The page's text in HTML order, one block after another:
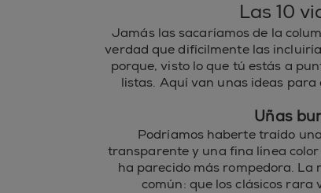
Las 10
Jamás las sacaríamos de la
verdad que difícilmente las
porque, visto lo que tú estás a
listas. Aquí van unas ideas
Uñas
Podríamos haberte traído
transparente y una fina línea
ha parecido más rompedora.
común: que los clásicos rara